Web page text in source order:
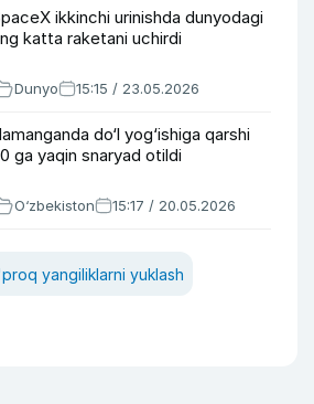
ikkinchi urinishda dunyodagi
katta raketani uchirdi
Dunyo 15:15 / 23.05.2026
do‘l yog‘ishiga qarshi
ga yaqin snaryad otildi
O‘zbekiston 15:17 / 20.05.2026
yangiliklarni yuklash